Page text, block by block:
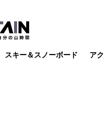
スキー＆スノーボード ア